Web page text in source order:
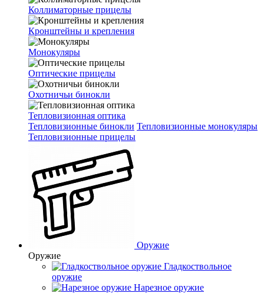
Коллиматорные прицелы
Кронштейны и крепления
Монокуляры
Оптические прицелы
Охотничьи бинокли
Тепловизионная оптика
Тепловизионные бинокли Тепловизионные монокуляры
Тепловизионные прицелы
Оружие
Оружие
Гладкоствольное
оружие
Нарезное оружие